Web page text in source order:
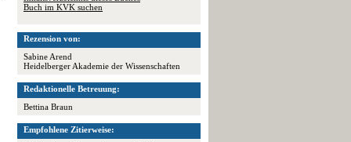
Buch im KVK suchen
Rezension von:
Sabine Arend
Heidelberger Akademie der Wissenschaften
Redaktionelle Betreuung:
Bettina Braun
Empfohlene Zitierweise: